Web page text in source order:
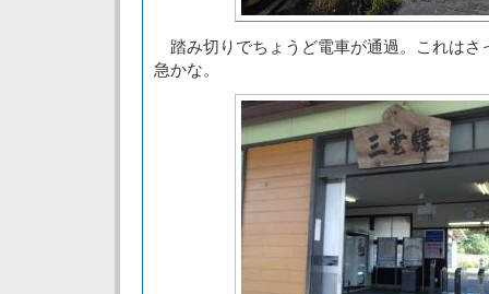
踏み切りでちょうど電車が通過。これはさ
急かな。